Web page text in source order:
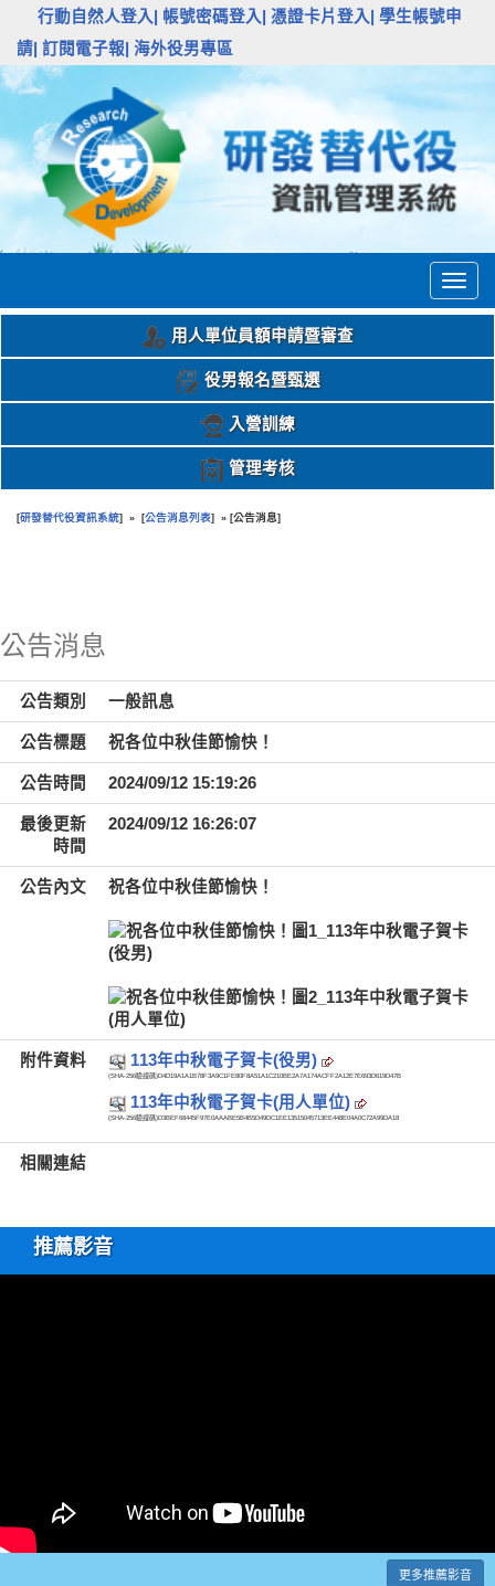
行動自然人登入| 帳號密碼登入| 憑證卡片登入|
學生帳號申
請| 訂閱電子報| 海外役男專區
用人單位員額申請暨審查
役男報名暨甄選
入營訓練
管理考核
[研發替代役資訊系統] » [公告消息列表] » [公告消息]
公告消息
公告類別 一般訊息
公告標題 祝各位中秋佳節愉快！
公告時間 2024/09/12 15:19:26
最後更新
時間
2024/09/12 16:26:07
公告內文 祝各位中秋佳節愉快！
附件資料 113年中秋電子賀卡(役男)
(SHA-256驗證碼)D4D19A1A1B78F3A9C1FE80F8A51A1C210BE2A7A174ACFF2A12E7E693D619D47B
113年中秋電子賀卡(用人單位)
(SHA-256驗證碼)D3BEF68445F97E0AAABE5B4B5D49DC1EE13515045713EE448E04A0C72A99DA18
相關連結
推薦影音
更多推薦影音